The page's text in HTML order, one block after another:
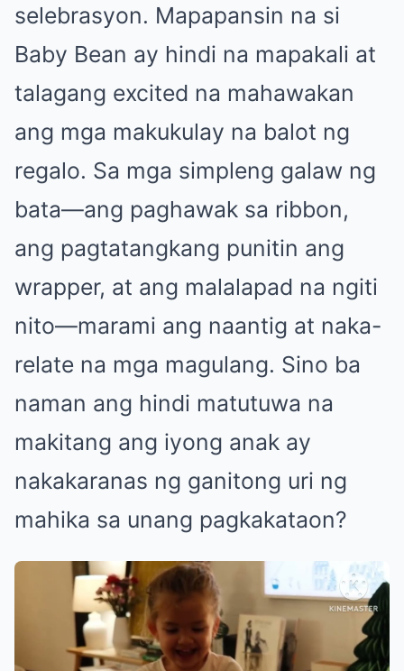
selebrasyon. Mapapansin na si
Baby Bean ay hindi na mapakali at
talagang excited na mahawakan
ang mga makukulay na balot ng
regalo. Sa mga simpleng galaw ng
bata—ang paghawak sa ribbon,
ang pagtatangkang punitin ang
wrapper, at ang malalapad na ngiti
nito—marami ang naantig at naka-
relate na mga magulang. Sino ba
naman ang hindi matutuwa na
makitang ang iyong anak ay
nakakaranas ng ganitong uri ng
mahika sa unang pagkakataon?